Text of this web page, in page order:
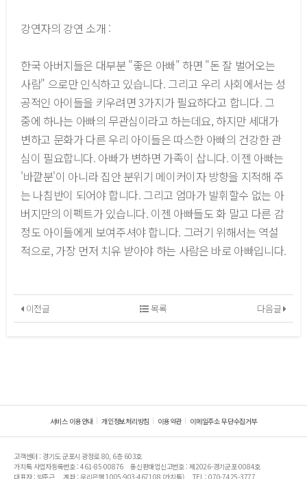
강연자의 강연 소개 :
한국 아버지들은 대부분 "좋은 아빠" 하면 "돈 잘 벌어오는
사람" 으로만 인식하고 있습니다. 그리고 우리 사회에서는 성
공적인 아이들을 키우려면 3가지가 필요하다고 합니다. 그
중에 하나는 아빠의 무관심이라고 하는데요, 하지만 세대가
변하고 문화가 다른 우리 아이들은 따스한 아빠의 건강한 관
심이 필요합니다. 아빠가 변하면 가족이 삽니다. 이젠 아빠는
'바깥분'이 아니라 집안 분위기 메이커이자 방향을 지적해 주
는 나침반이 되어야 합니다. 그리고 엄마가 발휘할수 없는 아
버지만의 이펙트가 있습니다. 이젠 아빠들도 화 말고 다른 감
정도 아이들에게 보여주셔야 합니다. 그러기 위해서는 역설
적으로, 가장 먼저 치유 받아야 하는 사람은 바로 아빠입니다.
이전글 다음글
목록
서비스 이용안내 개인정보처리방침 이용약관 이메일주소 무단수집거부
고객센터 : 경기도 군포시 광정로 80, 6층 603호
가치톡 사업자등록번호 : 461-85-00876
통신판매업신고번호 : 제2026-경기군포-0084호
대표자 : 박준근
계좌 : 우리은행 1005-903-467108 (가치톡) TEL : 070-7425-3777